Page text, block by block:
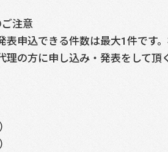
注意
表申込できる件数は最大1件です
理の方に申し込み・発表をして頂